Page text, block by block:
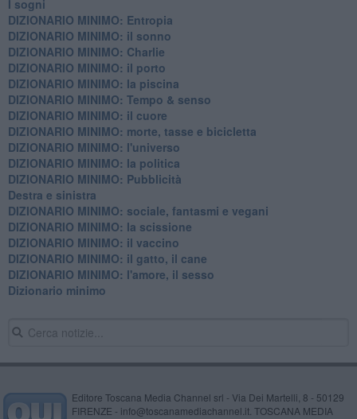
I sogni
DIZIONARIO MINIMO: Entropia
DIZIONARIO MINIMO: il sonno
DIZIONARIO MINIMO: Charlie
DIZIONARIO MINIMO: il porto
DIZIONARIO MINIMO: la piscina
DIZIONARIO MINIMO: Tempo & senso
DIZIONARIO MINIMO: il cuore
DIZIONARIO MINIMO: morte, tasse e bicicletta
DIZIONARIO MINIMO: l'universo
DIZIONARIO MINIMO: la politica
DIZIONARIO MINIMO: Pubblicità
Destra e sinistra
DIZIONARIO MINIMO: sociale, fantasmi e vegani
DIZIONARIO MINIMO: la scissione
DIZIONARIO MINIMO: il vaccino
DIZIONARIO MINIMO: il gatto, il cane
DIZIONARIO MINIMO: l'amore, il sesso
Dizionario minimo
Editore Toscana Media Channel srl - Via Dei Martelli, 8 - 50129
FIRENZE - info@toscanamediachannel.it. TOSCANA MEDIA